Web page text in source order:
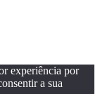
experiência por
a sua